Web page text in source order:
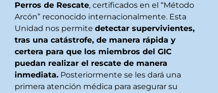
Perros de Rescate, certificados en el “Método
Arcón” reconocido internacionalmente. Esta
Unidad nos permite detectar supervivientes,
tras una catástrofe, de manera rápida y
certera para que los miembros del GIC
puedan realizar el rescate de manera
inmediata. Posteriormente se les dará una
primera atención médica para asegurar su